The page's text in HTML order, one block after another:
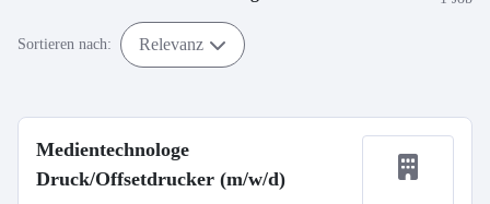
Sortieren nach: Relevanz
Medientechnologe
Druck/Offsetdrucker (m/w/d)